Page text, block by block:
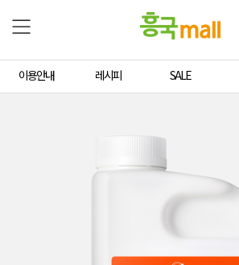
이용안내 레시피 SALE